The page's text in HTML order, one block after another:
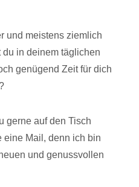
und meistens ziemlich
in deinem täglichen
genügend Zeit für dich
gerne auf den Tisch
eine Mail, denn ich bin
und genussvollen